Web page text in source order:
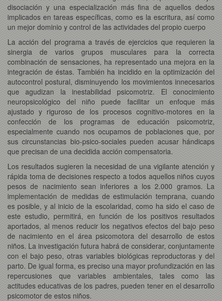
disociación y una especialización más fina de aquellos dedos
implicados en tareas específicas, como es la escritura, así como
un mejor dominio y control de las actividades del propio cuerpo
La acción del programa a través de ejercicios que requieren la
sinergia de varios grupos musculares para la correcta
combinación de sensaciones, ha representado una mejora en la
integración de éstas. También ha incidido en la optimización del
autocontrol postural, disminuyendo los movimientos innecesarios
que agudizan la inestabilidad psicomotriz. El conocimiento
neuropsicológico del niño puede facilitar un enfoque más
ajustado y riguroso de los procesos cognitivo-motores en la
confección de los programas de educación psicomotriz,
especialmente cuando nos ocupamos de poblaciones que, por
sus circunstancias bio-psico-sociales pueden acusar hándicaps
que precisan de una decidida acción compensatoria.
Los resultados sugieren la necesidad de una vigilante atención y
rápida toma de decisiones respecto a todos aquellos niños cuyos
pesos de nacimiento sean inferiores a los 2.000 gramos. La
implementación de medidas de estimulación temprana, cuando
es posible, y al inicio de la escolaridad, como ha sido el caso de
este estudio, permitirá, en función de los positivos resultados
aportados, al menos reducir los negativos efectos del bajo peso
de nacimiento en el área psicomotora del desarrollo de estos
niños. La investigación futura habrá de considerar, conjuntamente
con el bajo peso, otras variables biológicas reproductoras y del
parto. De igual forma, es preciso una mayor profundización en las
repercusiones que variables ambientales, tales como las
actitudes educativas de los padres, pueden tener en el desarrollo
psicomotor de estos niños.